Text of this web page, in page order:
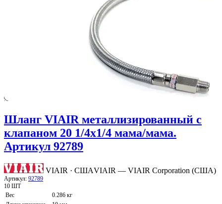
Шланг VIAIR металлизированный с
клапаном 20 1/4х1/4 мама/мама.
Артикул 92789
VIAIR · СШАVIAIR — VIAIR Corporation (США)
Артикул: 92789
10 ШТ
Вес
0.286 кг